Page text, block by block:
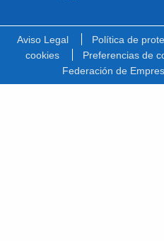
Aviso Legal Política de
cookies
Preferencias de
Federación de